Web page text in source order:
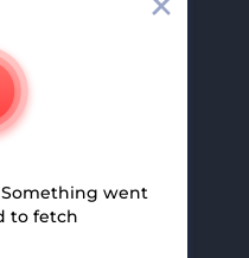
Something went
to fetch